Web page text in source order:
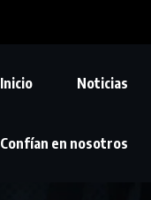
Inicio Noticias
Confían en nosotros